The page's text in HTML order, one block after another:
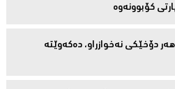
كۆبوونه‌وه‌
دۆخێکی نەخوازراو، دەكەوێتە